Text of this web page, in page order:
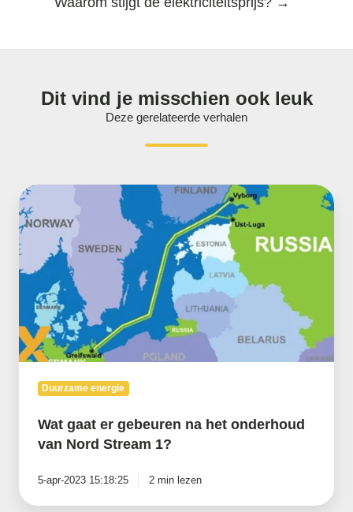
Dit vind je misschien ook leuk
Deze gerelateerde verhalen
Wat
gaat
er
gebeuren
na
het
onderhoud
van
Nord
Stream
1?
Duurzame energie
Wat gaat er gebeuren na het onderhoud
van Nord Stream 1?
5-apr-2023 15:18:25 2 min lezen